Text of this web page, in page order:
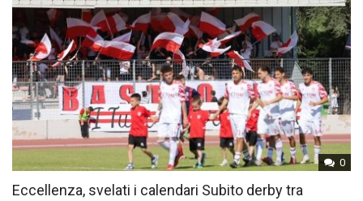
0
Eccellenza, svelati i calendari Subito derby tra